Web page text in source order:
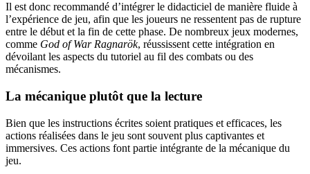
Il est donc recommandé d’intégrer le didacticiel de manière fluide à
l’expérience de jeu, afin que les joueurs ne ressentent pas de rupture
entre le début et la fin de cette phase. De nombreux jeux modernes,
comme God of War Ragnarök, réussissent cette intégration en
dévoilant les aspects du tutoriel au fil des combats ou des
mécanismes.
La mécanique plutôt que la lecture
Bien que les instructions écrites soient pratiques et efficaces, les
actions réalisées dans le jeu sont souvent plus captivantes et
immersives. Ces actions font partie intégrante de la mécanique du
jeu.